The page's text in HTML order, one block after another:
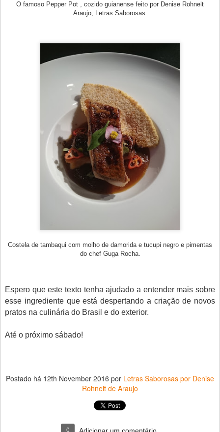
O famoso Pepper Pot , cozido guianense feito por Denise Rohnelt
Araujo, Letras Saborosas.
Costela de tambaqui com molho de damorida e tucupi negro e pimentas
do chef Guga Rocha.
Espero que este texto tenha ajudado a entender mais sobre
esse ingrediente que está despertando a criação de novos
pratos na culinária do Brasil e do exterior.
Até o próximo sábado!
Postado há 12th November 2016 por Letras Saborosas por Denise
Rohnelt de Araujo
0